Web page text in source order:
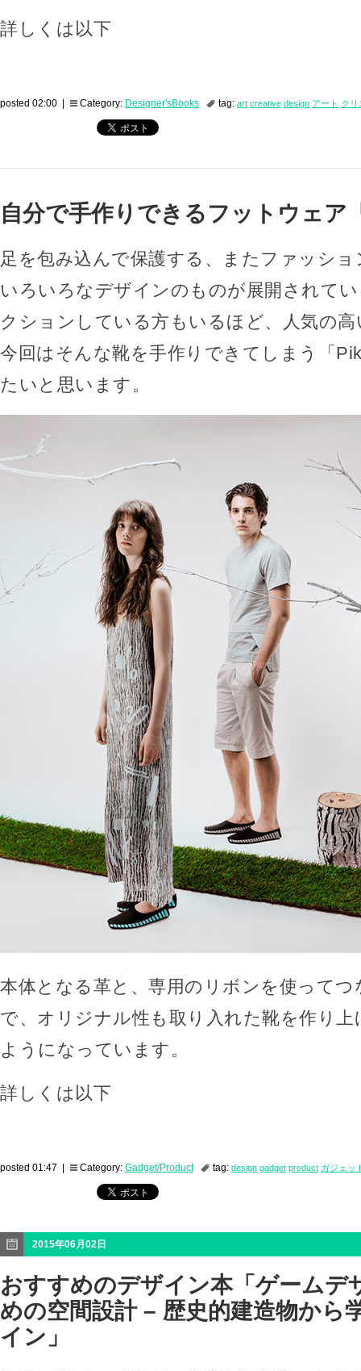
詳しくは以下
posted 02:00 | Category: Designer'sBooks tag: art creative design アート クリ
自分で手作りできるフットウェア
足を包み込んで保護する、またファッシ
いろいろなデザインのものが展開されて
クションしている方もいるほど、人気の
今回はそんな靴を手作りできてしまう「
たいと思います。
本体となる革と、専用のリボンを使って
で、オリジナル性も取り入れた靴を作り
ようになっています。
詳しくは以下
posted 01:47 | Category: Gadget/Product tag: design gadget product ガジェッ
2015年06月02日
おすすめのデザイン本「ゲームデ
めの空間設計 – 歴史的建造物から
イン」